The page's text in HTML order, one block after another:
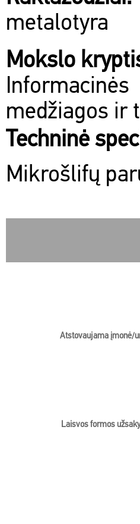
metalotyra
Mokslo
medžiagos ir
Techninė
Mikrošlifų
Atstovaujama įmonė/
Laisvos formos